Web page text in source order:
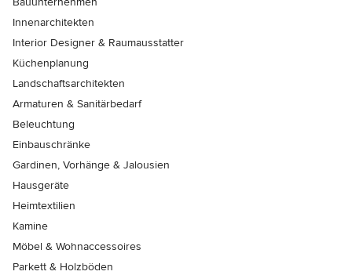
Innenarchitekten
Interior Designer & Raumausstatter
Küchenplanung
Landschaftsarchitekten
Armaturen & Sanitärbedarf
Beleuchtung
Einbauschränke
Gardinen, Vorhänge & Jalousien
Hausgeräte
Heimtextilien
Kamine
Möbel & Wohnaccessoires
Parkett & Holzböden